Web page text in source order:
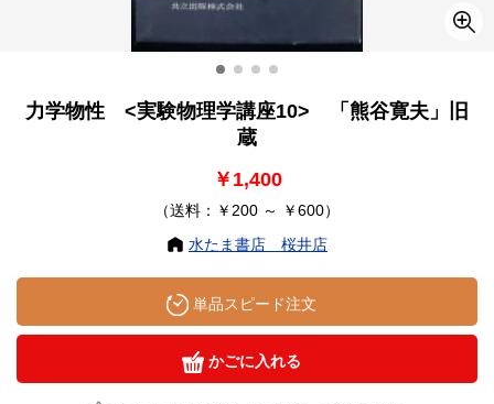
力学物性 <実験物理学講座10> 「熊谷寛夫」旧
蔵
￥1,400
（送料：￥200 ～ ￥600）
水たま書店 桜井店
単品スピード注文
かごに入れる